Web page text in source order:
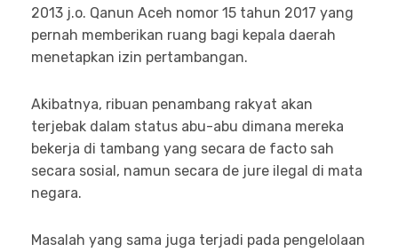
2013 j.o. Qanun Aceh nomor 15 tahun 2017 yang
pernah memberikan ruang bagi kepala daerah
menetapkan izin pertambangan.
Akibatnya, ribuan penambang rakyat akan
terjebak dalam status abu-abu dimana mereka
bekerja di tambang yang secara de facto sah
secara sosial, namun secara de jure ilegal di mata
negara.
Masalah yang sama juga terjadi pada pengelolaan